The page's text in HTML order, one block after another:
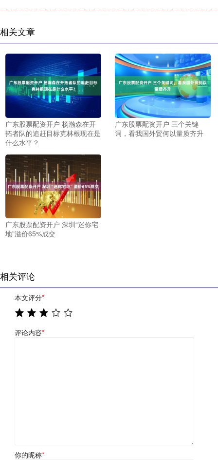
相关文章
广东股票配资开户 杨瀚森在开
拓者队的追赶目标克林根现在是
什么水平？
广东股票配资开户 三个关键
词，看我国外贸何以量质齐升
广东股票配资开户 深圳“迷你宅
地”溢价65%成交
相关评论
本文评分*
评论内容*
你的昵称*